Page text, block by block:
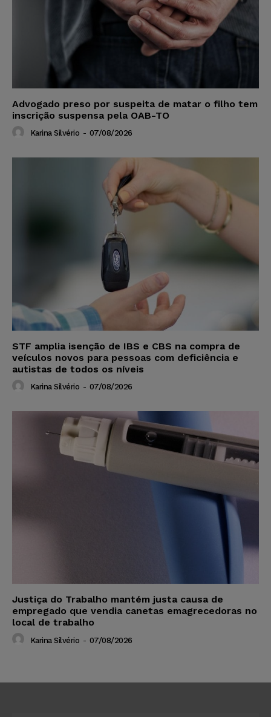
Advogado preso por suspeita de matar o filho tem
inscrição suspensa pela OAB-TO
Karina Silvério - 07/08/2026
STF amplia isenção de IBS e CBS na compra de
veículos novos para pessoas com deficiência e
autistas de todos os níveis
Karina Silvério - 07/08/2026
Justiça do Trabalho mantém justa causa de
empregado que vendia canetas emagrecedoras no
local de trabalho
Karina Silvério - 07/08/2026